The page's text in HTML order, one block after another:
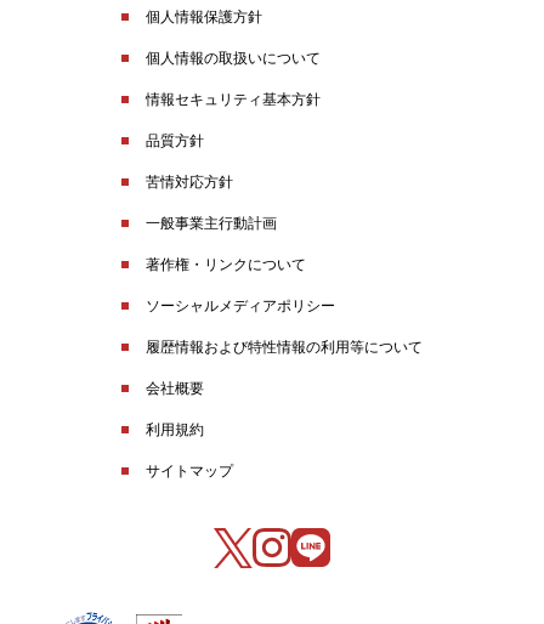
個人情報保護方針
個人情報の取扱いについて
情報セキュリティ基本方針
品質方針
苦情対応方針
一般事業主行動計画
著作権・リンクについて
ソーシャルメディアポリシー
履歴情報および特性情報の利用等について
会社概要
利用規約
サイトマップ